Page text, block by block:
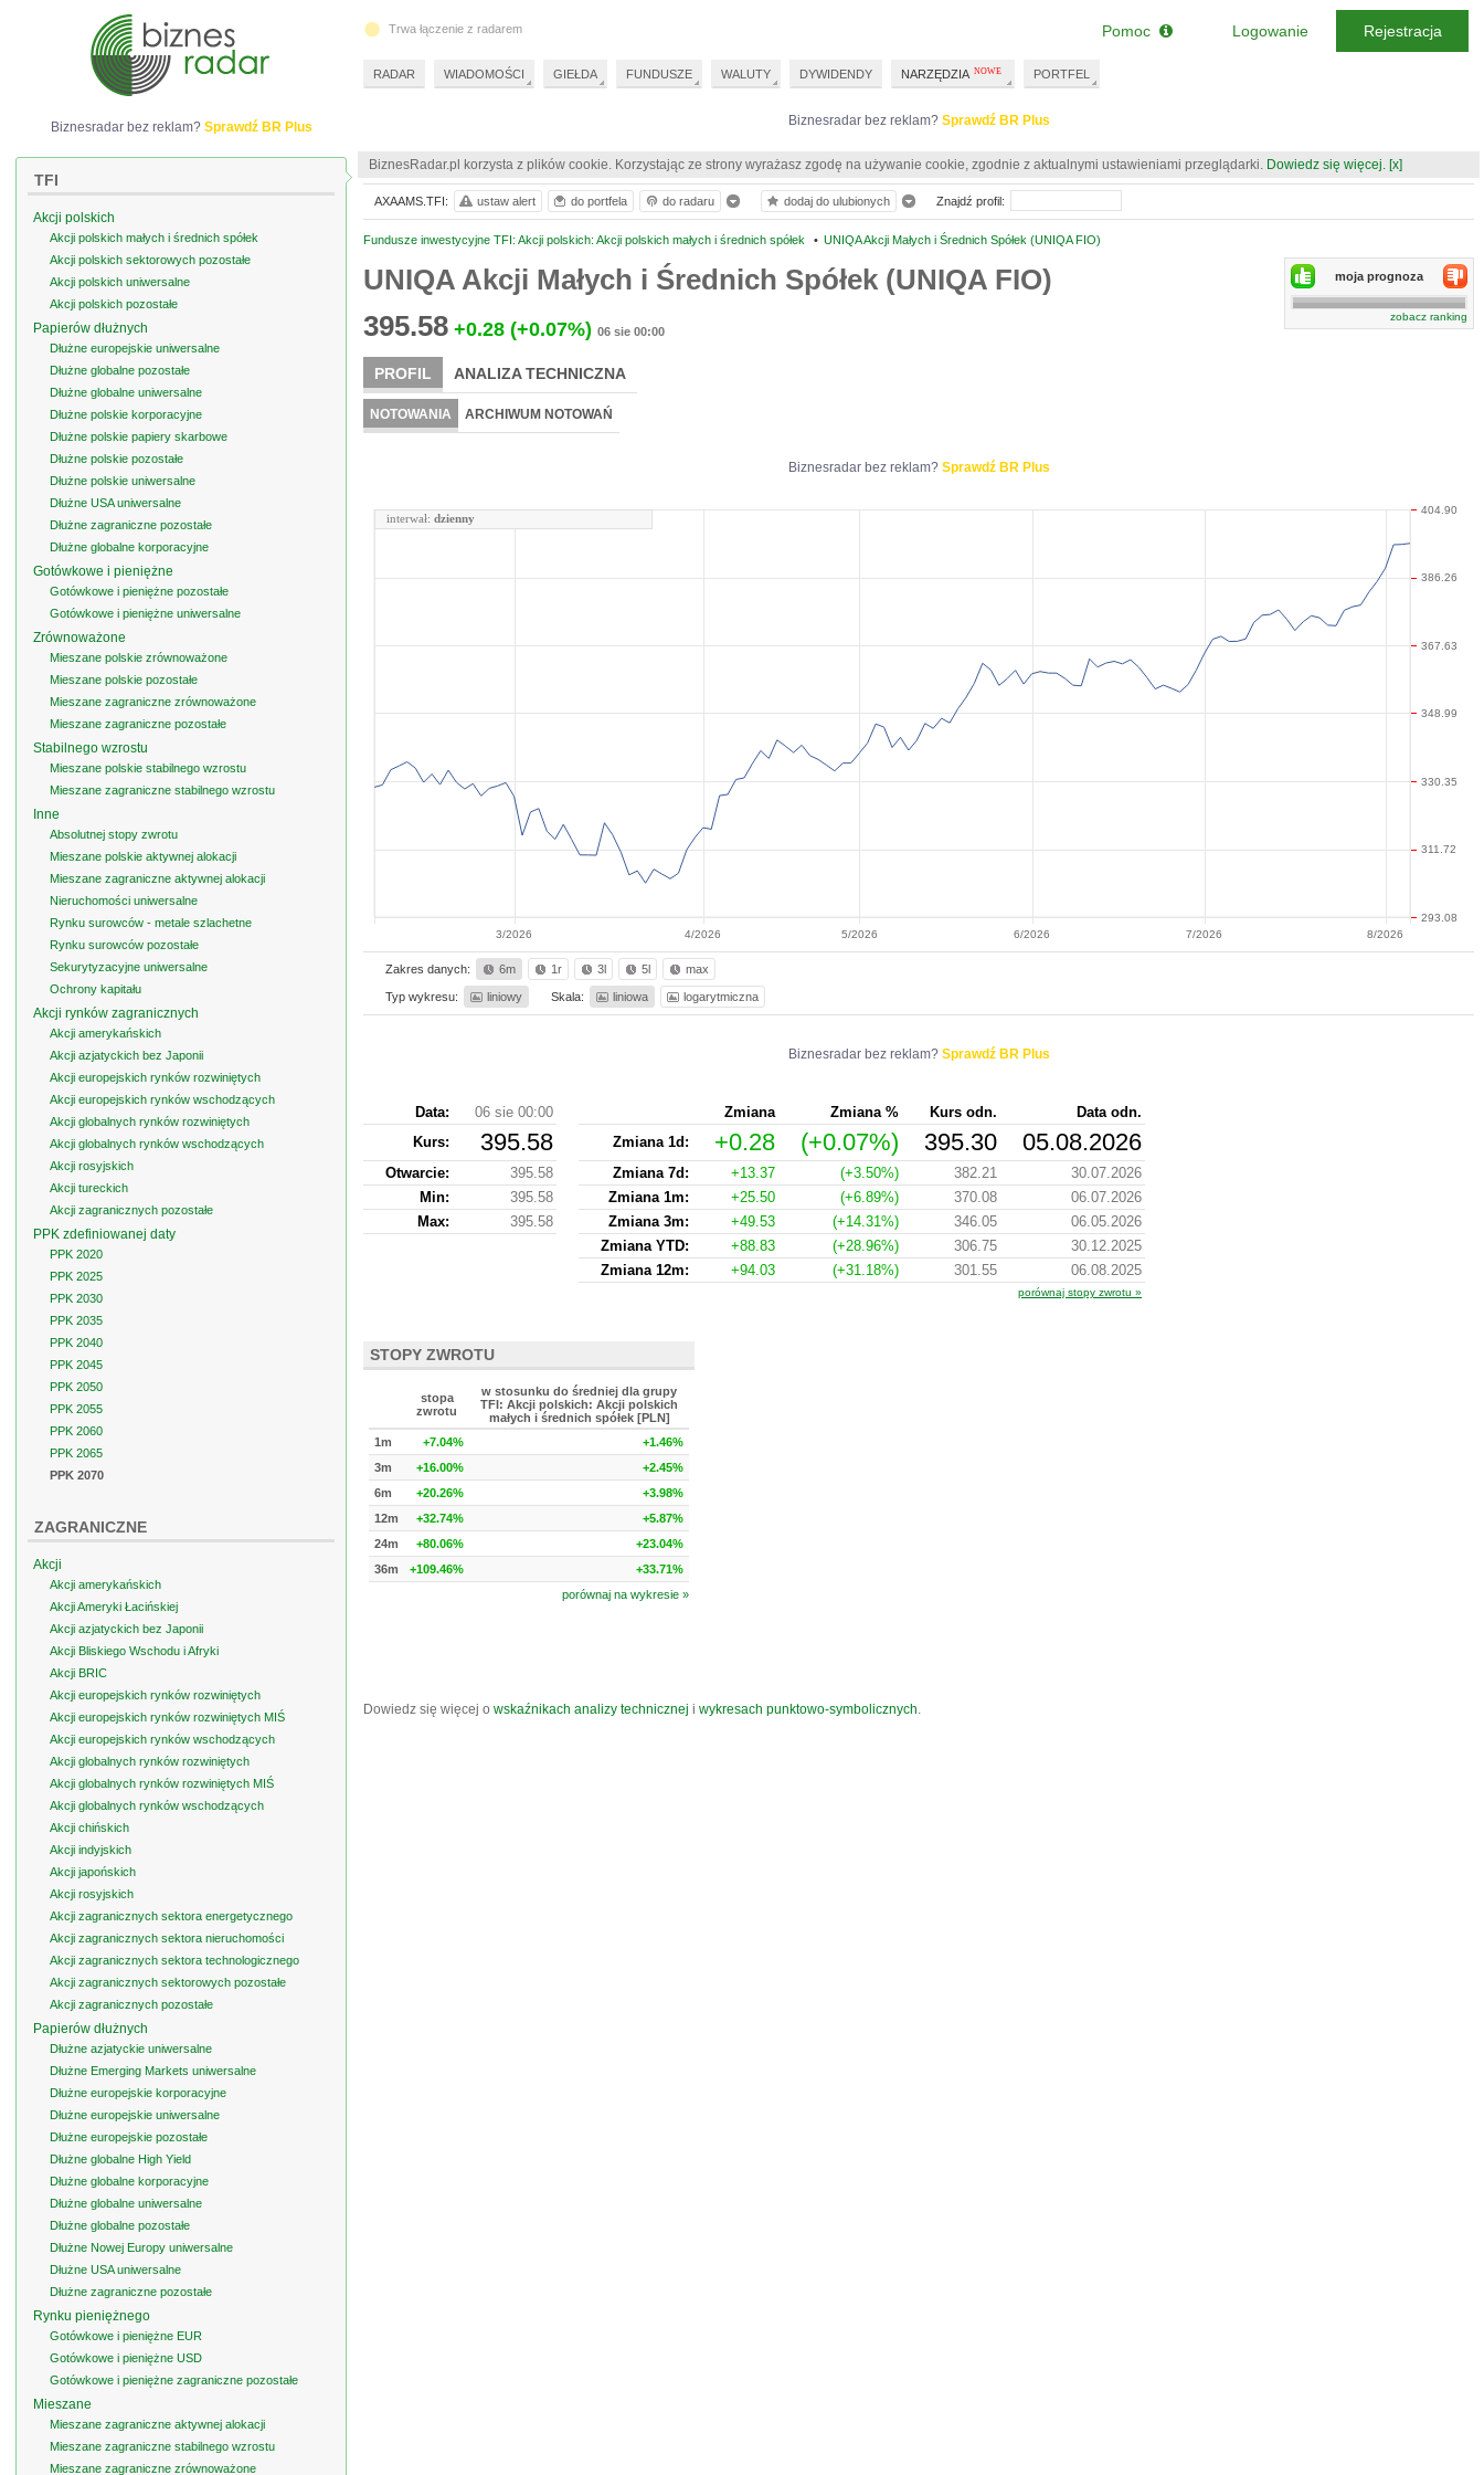
Biznesradar bez reklam? Sprawdź BR Plus
BiznesRadar.pl korzysta z plików cookie. Korzystając ze strony wyrażasz zgodę na używanie cookie, zgodnie z aktualnymi ustawieniami przeglądarki. Dowiedz się więcej. [x]
Fundusze inwestycyjne TFI: Akcji polskich: Akcji polskich małych i średnich spółek • UNIQA Akcji Małych i Średnich Spółek (UNIQA FIO)
UNIQA Akcji Małych i Średnich Spółek (UNIQA FIO)
395.58 +0.28 (+0.07%) 06 sie 00:00
moja prognoza
zobacz ranking
PROFIL ANALIZA TECHNICZNA
NOTOWANIA ARCHIWUM NOTOWAŃ
Biznesradar bez reklam? Sprawdź BR Plus
3/2026 4/2026 5/2026 6/2026 7/2026 8/2026
293.08
311.72
330.35
348.99
367.63
386.26
404.90
interwał: dzienny
Zakres danych: 6m 1r 3l 5l max
Typ wykresu: liniowy Skala: liniowa logarytmiczna
Biznesradar bez reklam? Sprawdź BR Plus
Data:
06 sie 00:00
Kurs: 395.58
Otwarcie:
395.58
Min:
395.58
Max:
395.58
Zmiana Zmiana % Kurs odn.
Data odn.
Zmiana 1d:
+0.28 (+0.07%) 395.30 05.08.2026
Zmiana 7d: +13.37 (+3.50%) 382.21
30.07.2026
Zmiana 1m:
+25.50 (+6.89%) 370.08
06.07.2026
Zmiana 3m:
+49.53 (+14.31%) 346.05
06.05.2026
Zmiana YTD:
+88.83 (+28.96%) 306.75
30.12.2025
Zmiana 12m:
+94.03 (+31.18%) 301.55 06.08.2025
porównaj stopy zwrotu »
STOPY ZWROTU
stopa
zwrotu
w stosunku do średniej dla grupy
TFI: Akcji polskich: Akcji polskich
małych i średnich spółek [PLN]
1m
+7.04%
+1.46%
3m
+16.00%
+2.45%
6m
+20.26%
+3.98%
12m
+32.74%
+5.87%
24m
+80.06%
+23.04%
36m
+109.46%
+33.71%
porównaj na wykresie »
Dowiedz się więcej o wskaźnikach analizy technicznej i wykresach punktowo-symbolicznych.
AXAAMS.TFI: ustaw alert do portfela do radaru dodaj do ulubionych Znajdź profil:
Biznesradar bez reklam? Sprawdź BR Plus
TFI
Akcji polskich
Akcji polskich małych i średnich spółek
Akcji polskich sektorowych pozostałe
Akcji polskich uniwersalne
Akcji polskich pozostałe
Papierów dłużnych
Dłużne europejskie uniwersalne
Dłużne globalne pozostałe
Dłużne globalne uniwersalne
Dłużne polskie korporacyjne
Dłużne polskie papiery skarbowe
Dłużne polskie pozostałe
Dłużne polskie uniwersalne
Dłużne USA uniwersalne
Dłużne zagraniczne pozostałe
Dłużne globalne korporacyjne
Gotówkowe i pieniężne
Gotówkowe i pieniężne pozostałe
Gotówkowe i pieniężne uniwersalne
Zrównoważone
Mieszane polskie zrównoważone
Mieszane polskie pozostałe
Mieszane zagraniczne zrównoważone
Mieszane zagraniczne pozostałe
Stabilnego wzrostu
Mieszane polskie stabilnego wzrostu
Mieszane zagraniczne stabilnego wzrostu
Inne
Absolutnej stopy zwrotu
Mieszane polskie aktywnej alokacji
Mieszane zagraniczne aktywnej alokacji
Nieruchomości uniwersalne
Rynku surowców - metale szlachetne
Rynku surowców pozostałe
Sekurytyzacyjne uniwersalne
Ochrony kapitału
Akcji rynków zagranicznych
Akcji amerykańskich
Akcji azjatyckich bez Japonii
Akcji europejskich rynków rozwiniętych
Akcji europejskich rynków wschodzących
Akcji globalnych rynków rozwiniętych
Akcji globalnych rynków wschodzących
Akcji rosyjskich
Akcji tureckich
Akcji zagranicznych pozostałe
PPK zdefiniowanej daty
PPK 2020
PPK 2025
PPK 2030
PPK 2035
PPK 2040
PPK 2045
PPK 2050
PPK 2055
PPK 2060
PPK 2065
PPK 2070
ZAGRANICZNE
Akcji
Akcji amerykańskich
Akcji Ameryki Łacińskiej
Akcji azjatyckich bez Japonii
Akcji Bliskiego Wschodu i Afryki
Akcji BRIC
Akcji europejskich rynków rozwiniętych
Akcji europejskich rynków rozwiniętych MIŚ
Akcji europejskich rynków wschodzących
Akcji globalnych rynków rozwiniętych
Akcji globalnych rynków rozwiniętych MIŚ
Akcji globalnych rynków wschodzących
Akcji chińskich
Akcji indyjskich
Akcji japońskich
Akcji rosyjskich
Akcji zagranicznych sektora energetycznego
Akcji zagranicznych sektora nieruchomości
Akcji zagranicznych sektora technologicznego
Akcji zagranicznych sektorowych pozostałe
Akcji zagranicznych pozostałe
Papierów dłużnych
Dłużne azjatyckie uniwersalne
Dłużne Emerging Markets uniwersalne
Dłużne europejskie korporacyjne
Dłużne europejskie uniwersalne
Dłużne europejskie pozostałe
Dłużne globalne High Yield
Dłużne globalne korporacyjne
Dłużne globalne uniwersalne
Dłużne globalne pozostałe
Dłużne Nowej Europy uniwersalne
Dłużne USA uniwersalne
Dłużne zagraniczne pozostałe
Rynku pieniężnego
Gotówkowe i pieniężne EUR
Gotówkowe i pieniężne USD
Gotówkowe i pieniężne zagraniczne pozostałe
Mieszane
Mieszane zagraniczne aktywnej alokacji
Mieszane zagraniczne stabilnego wzrostu
Mieszane zagraniczne zrównoważone
Trwa łączenie z radarem
RADAR WIADOMOŚCI GIEŁDA FUNDUSZE WALUTY DYWIDENDY NARZĘDZIA PORTFEL
Pomoc Logowanie Rejestracja